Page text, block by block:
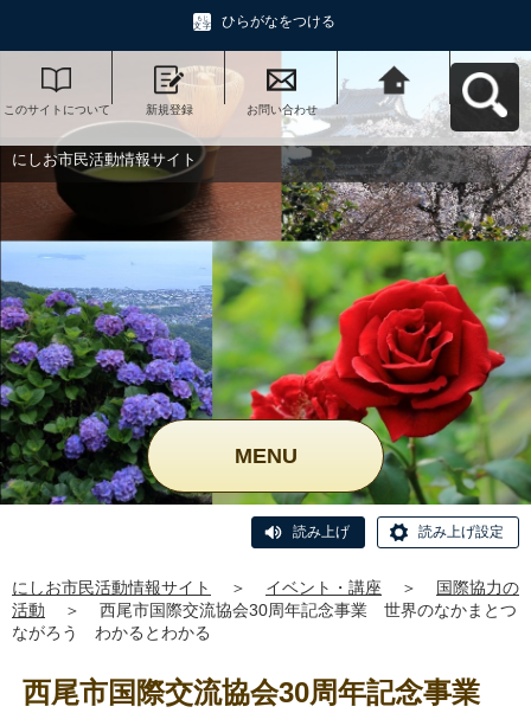
ひらがなをつける
このサイトについて 新規登録 お問い合わせ
にしお市民活動情報
サイトへ戻る
にしお市民活動情報サイト
MENU
読み上げ 読み上げ設定
にしお市民活動情報サイト ＞ イベント・講座 ＞
国際協力の
活動
＞
西尾市国際交流協会30周年記念事業 世界のなかまとつ
ながろう わかるとわかる
西尾市国際交流協会30周年記念事業